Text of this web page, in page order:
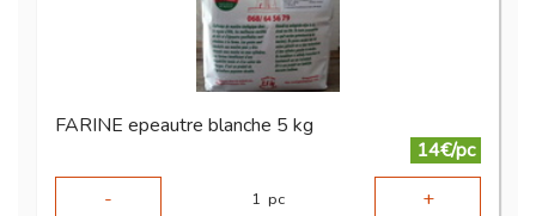
FARINE epeautre blanche 5 kg
14€/pc
-
1 pc +